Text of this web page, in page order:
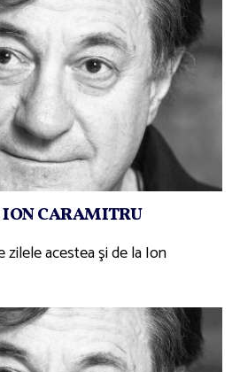
CARAMITRU
zilele acestea şi de la Ion